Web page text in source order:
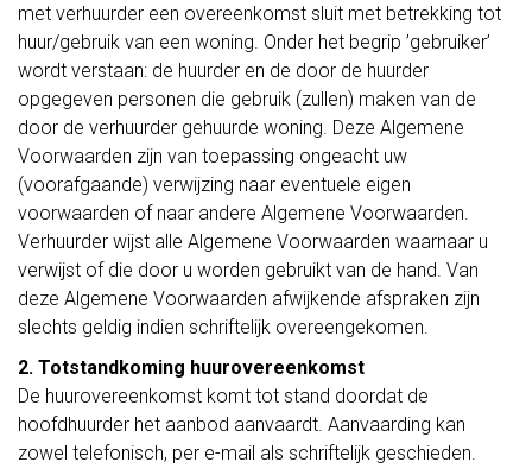
met verhuurder een overeenkomst sluit met betrekking tot
huur/gebruik van een woning. Onder het begrip ’gebruiker’
wordt verstaan: de huurder en de door de huurder
opgegeven personen die gebruik (zullen) maken van de
door de verhuurder gehuurde woning. Deze Algemene
Voorwaarden zijn van toepassing ongeacht uw
(voorafgaande) verwijzing naar eventuele eigen
voorwaarden of naar andere Algemene Voorwaarden.
Verhuurder wijst alle Algemene Voorwaarden waarnaar u
verwijst of die door u worden gebruikt van de hand. Van
deze Algemene Voorwaarden afwijkende afspraken zijn
slechts geldig indien schriftelijk overeengekomen.
2. Totstandkoming huurovereenkomst
De huurovereenkomst komt tot stand doordat de
hoofdhuurder het aanbod aanvaardt. Aanvaarding kan
zowel telefonisch, per e-mail als schriftelijk geschieden.